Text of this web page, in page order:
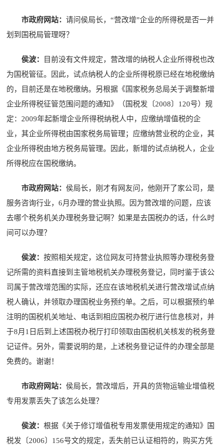
市政府网站：请问侯局长，“营改增”企业的所得税是否一并
划到国税局管理呀？
侯波：
目前没有文件规定，营改增的纳税人企业所得税也改
为国税管征。因此，试点纳税人的企业所得税原已经在地税缴纳
的，目前还是在地税缴纳。另根据《国家税务总局关于调整新增
企业所得税征管范围问题的通知》（国税发〔2008〕120号）规
定：2009年起新增企业所得税纳税人中，应缴纳增值税的企
业，其企业所得税由国家税务局管理；应缴纳营业税的企业，其
企业所得税由地方税务局管理。因此，新增的试点纳税人，企业
所得税应在国税缴纳。
市政府网站：侯局长，刚才有网友问，他刚开了家公司，是
服务咨询行业，6月办理的营业执照。因为营改增的问题，应该
去哪个税务机关办理税务登记啊？如果是去国税办的话，什么时
间可以办理？
侯波：按照相关规定，这位网友可持营业执照等办理税务登
记所需的资料直接到主管地税机关办理税务登记，同时鉴于该公
司属于营改增范围的实际，还应在该地税机关进行营改增试点纳
税人确认，并领取办理国税业务预约单。之后，可以根据预约单
注明的国税机关地址、电话到相应国税办税厅进行信息核对，并
于8月1日后到上述国税办税厅打印领取由国税机关核发的税务登
记证件。另外，需要说明的是，上述税务登记证件的办理全部是
免费的。谢谢！
市政府网站：侯局长，营改增后，开具的货物运输业增值税
专用发票丢失了该怎么处理？
侯波：根据《关于修订增值税专用发票使用规定的通知》国
税发〔2006〕156号文的规定，丢失前已认证相符的，购买方凭